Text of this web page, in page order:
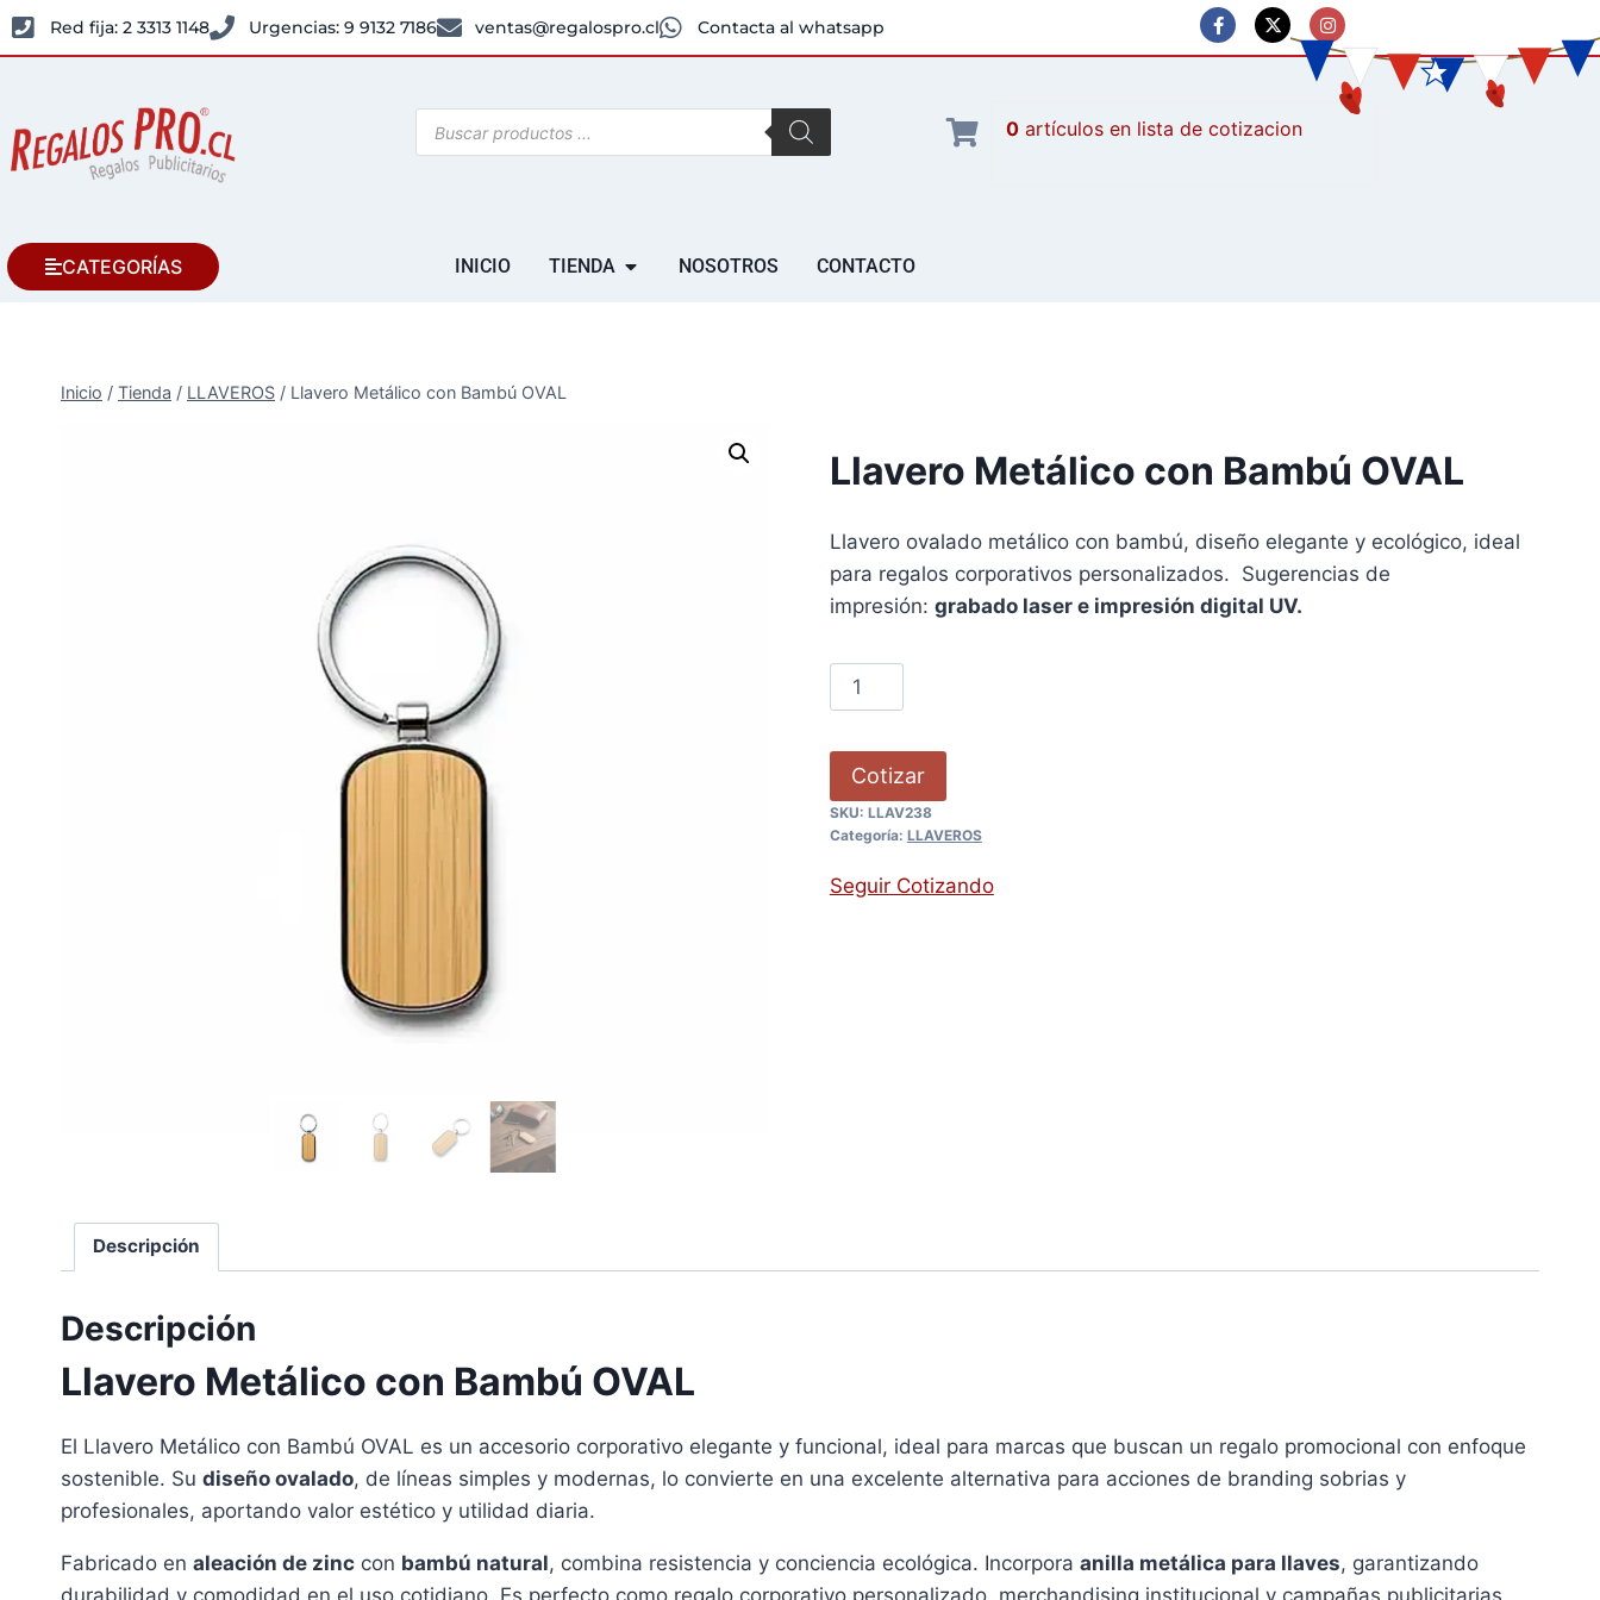
Red fija: 2 3313 1148 Urgencias: 9 9132 7186 ventas@regalospro.cl Contacta al whatsapp
0 artículos
CATEGORÍAS INICIO TIENDA NOSOTROS CONTACTO
Inicio / Tienda / LLAVEROS / Llavero Metálico con Bambú OVAL
Llavero Metálico con Bambú OVAL
Llavero ovalado metálico con bambú, diseño elegante y ecológico, ideal
para regalos corporativos personalizados. Sugerencias de
impresión: grabado laser e impresión digital UV.
Cotizar
SKU: LLAV238
Categoría: LLAVEROS
Seguir Cotizando
Descripción
Descripción
Llavero Metálico con Bambú OVAL
El Llavero Metálico con Bambú OVAL es un accesorio corporativo elegante y funcional, ideal para marcas que buscan un regalo promocional con enfoque
sostenible. Su diseño ovalado, de líneas simples y modernas, lo convierte en una excelente alternativa para acciones de branding sobrias y
profesionales, aportando valor estético y utilidad diaria.
Fabricado en aleación de zinc con bambú natural, combina resistencia y conciencia ecológica. Incorpora anilla metálica para llaves, garantizando